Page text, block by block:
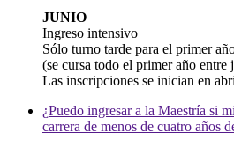
JUNIO
Ingreso intensivo
Sólo turno tarde para el primer
(se cursa todo el primer año
Las inscripciones se inician en
¿Puedo ingresar a la Maestría si
carrera de menos de cuatro años